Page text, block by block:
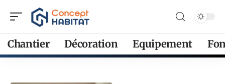
Chantier Décoration Equipement